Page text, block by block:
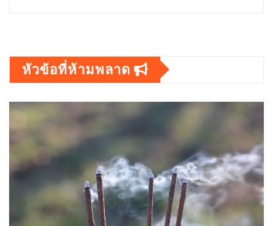
หัวข้อที่ห้ามพลาด